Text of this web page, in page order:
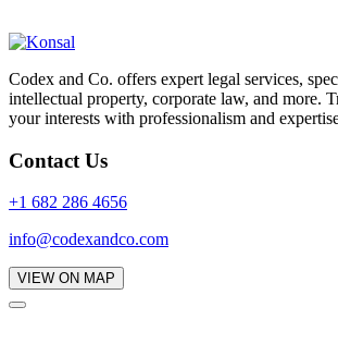
Codex and Co. offers expert legal services,
intellectual property, corporate law, and more.
your interests with professionalism and
Contact Us
+1 682 286 4656
info@codexandco.com
VIEW ON MAP